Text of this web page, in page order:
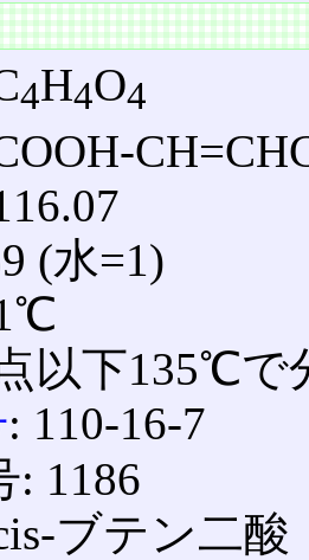
4H4O4
(水=1)
点以下135℃で
: 110-16-7
: 1186
ブテン二酸